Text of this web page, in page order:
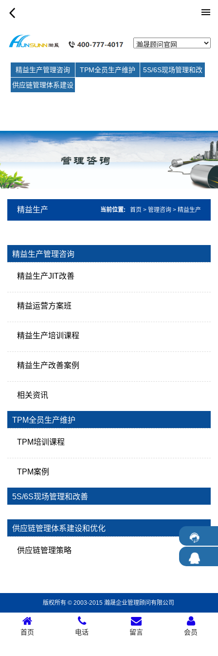
精益生产管理咨询 TPM全员生产维护
5S/6S现场管理和改
供应链管理体系建设
精益生产 当前位置: 首页 > 管理咨询 > 精益生产
精益生产管理咨询
精益生产JIT改善
精益运营方案班
精益生产培训课程
精益生产改善案例
相关资讯
TPM全员生产维护
TPM培训课程
TPM案例
5S/6S现场管理和改善
供应链管理体系建设和优化
供应链管理策略
版权所有 © 2003-2015 瀚晟企业管理顾问有限公司
首页 电话 留言 会员